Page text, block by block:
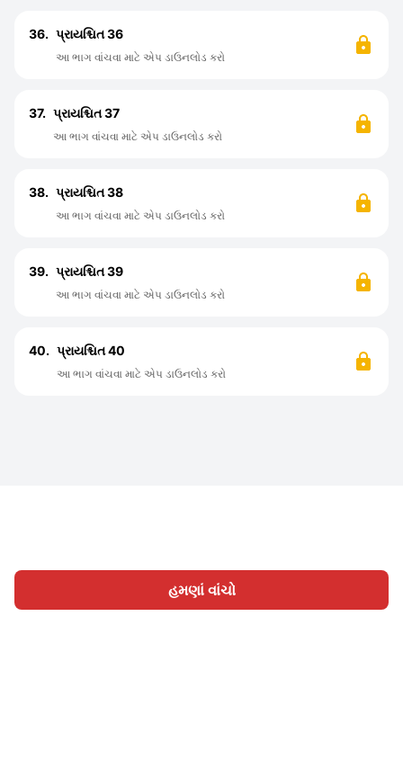
હમણાં વાંચો
36. પ્રાયશ્ચિત 36
આ ભાગ વાંચવા માટે એપ ડાઉનલોડ કરો
37. પ્રાયશ્ચિત 37
આ ભાગ વાંચવા માટે એપ ડાઉનલોડ કરો
38. પ્રાયશ્ચિત 38
આ ભાગ વાંચવા માટે એપ ડાઉનલોડ કરો
39. પ્રાયશ્ચિત 39
આ ભાગ વાંચવા માટે એપ ડાઉનલોડ કરો
40. પ્રાયશ્ચિત 40
આ ભાગ વાંચવા માટે એપ ડાઉનલોડ કરો
હોમ શ્રેણી લખો લેખો સાઈન ઇન